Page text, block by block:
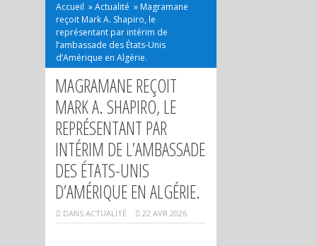
Accueil »Actualité » Magramane
reçoit Mark A. Shapiro, le
représentant par intérim de
l’ambassade des États-Unis
d’Amérique en Algérie.
MAGRAMANE REÇOIT
MARK A. SHAPIRO, LE
REPRÉSENTANT PAR
INTÉRIM DE L’AMBASSADE
DES ÉTATS-UNIS
D’AMÉRIQUE EN ALGÉRIE.
DANS ACTUALITÉ 22 AVR 2026